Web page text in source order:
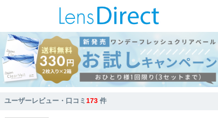
ユーザーレビュー・口コミ173 件